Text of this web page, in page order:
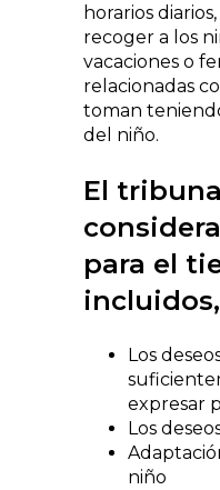
horarios
recoger a los
vacaciones o
relacionadas
toman
del niño.
El
para el
Los
expresar
Los
niño